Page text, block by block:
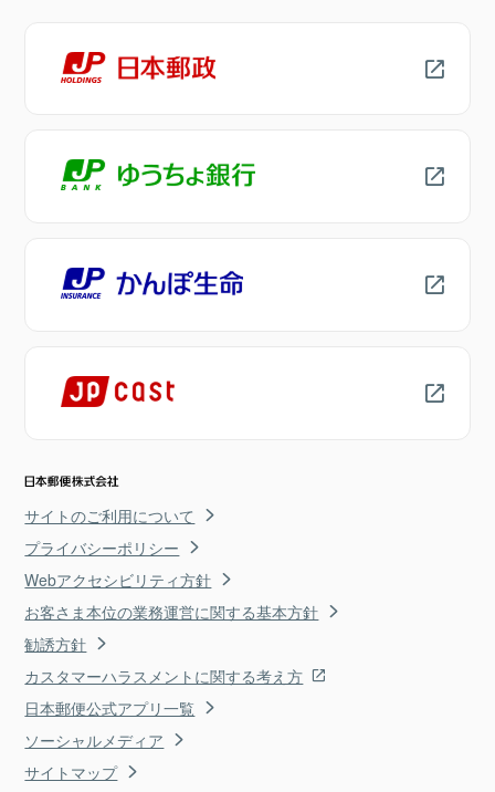
サイトのご利用について
プライバシーポリシー
Webアクセシビリティ方針
お客さま本位の業務運営に関する基本方針
勧誘方針
カスタマーハラスメントに関する考え方
日本郵便公式アプリ一覧
ソーシャルメディア
サイトマップ